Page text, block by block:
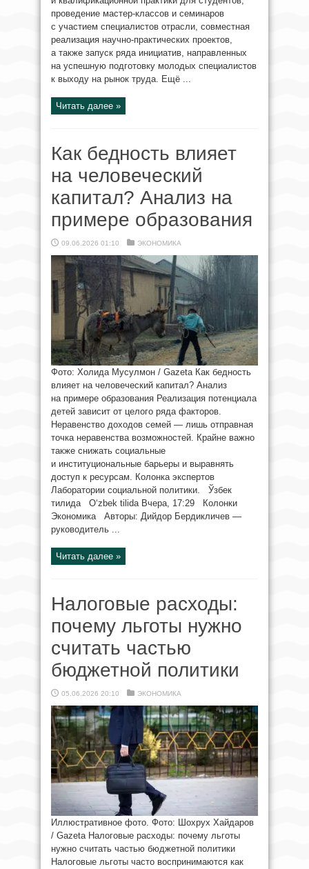
проведение мастер-классов и семинаров
с участием специалистов отрасли, совместная
реализация научно-практических проектов,
а также запуск ряда инициатив, направленных
на успешную подготовку молодых специалистов
к выходу на рынок труда. Ещё ...
Читать далее »
Как бедность влияет
на человеческий
капитал? Анализ на
примере образования
09.06.2026 01:10 ЭКОНОМИКА
Фото: Холида Мусулмон / Gazeta Как бедность
влияет на человеческий капитал? Анализ
на примере образования Реализация потенциала
детей зависит от целого ряда факторов.
Неравенство доходов семей — лишь отправная
точка неравенства возможностей. Крайне важно
также снижать социальные
и институциональные барьеры и выравнять
доступ к ресурсам. Колонка экспертов
Лаборатории социальной политики. Ўзбек
тилида O‘zbek tilida Вчера, 17:29 Колонки
Экономика Авторы: Дийдор Бердикличев —
руководитель ...
Читать далее »
Налоговые расходы:
почему льготы нужно
считать частью
бюджетной политики
05.06.2026 20:10 ЭКОНОМИКА
Иллюстративное фото. Фото: Шохрух Хайдаров
/ Gazeta Налоговые расходы: почему льготы
нужно считать частью бюджетной политики
Налоговые льготы часто воспринимаются как